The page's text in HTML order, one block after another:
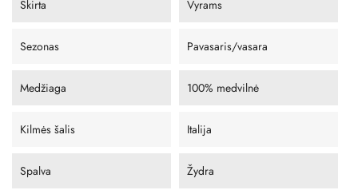
Skirta Vyrams
Sezonas Pavasaris/vasara
Medžiaga 100% medvilnė
Kilmės šalis Italija
Spalva Žydra